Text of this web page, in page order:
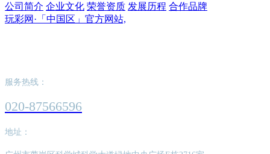
公司简介 企业文化 荣誉资质 发展历程 合作品牌
玩彩网·「中国区」官方网站,
服务热线：
020-87566596
地址：